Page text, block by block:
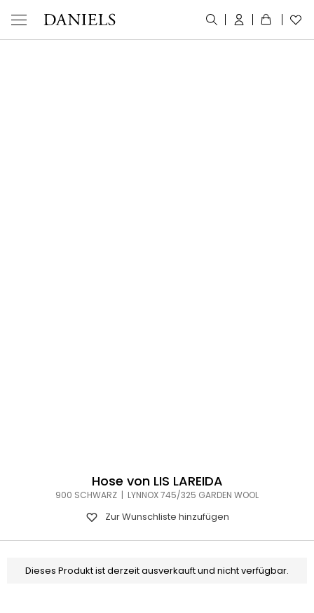
Hose von LIS LAREIDA
900 SCHWARZ | LYNNOX 745/325 GARDEN WOOL
Zur Wunschliste hinzufügen
Dieses Produkt ist derzeit ausverkauft und nicht verfügbar.